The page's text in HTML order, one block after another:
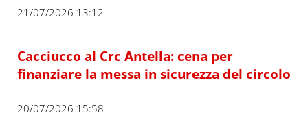
21/07/2026 13:12
Cacciucco al Crc Antella: cena per
finanziare la messa in sicurezza del circolo
20/07/2026 15:58